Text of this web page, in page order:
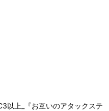
以上_『お互いのアタックステ